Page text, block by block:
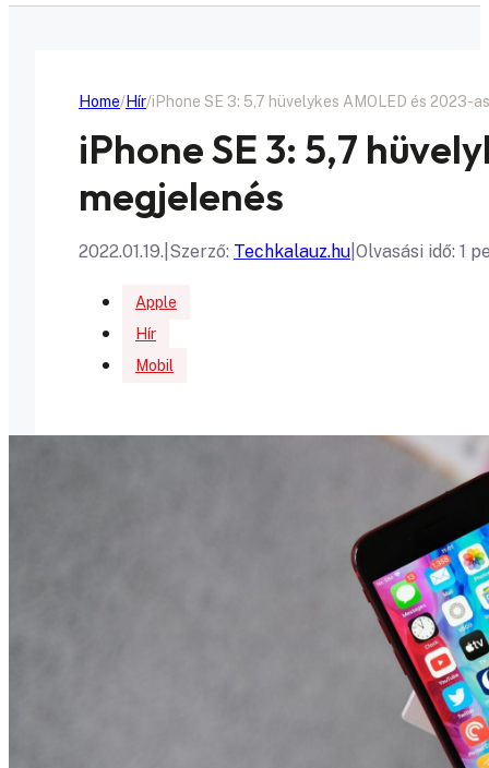
Home Hír iPhone SE 3: 5,7 hüvelykes AMOLED és 2023-
iPhone SE 3: 5,7
megjelenés
2022.01.19. Szerző: Techkalauz.hu Olvasási idő: 1
Apple
Hír
Mobil